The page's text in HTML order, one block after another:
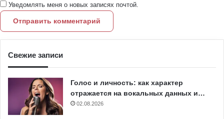
Уведомлять меня о новых записях почтой.
Свежие записи
Голос и личность: как характер
отражается на вокальных данных и…
02.08.2026